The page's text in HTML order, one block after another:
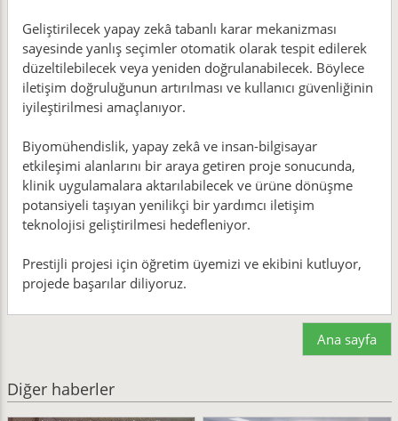
Geliştirilecek yapay zekâ tabanlı karar mekanizması
sayesinde yanlış seçimler otomatik olarak tespit edilerek
düzeltilebilecek veya yeniden doğrulanabilecek. Böylece
iletişim doğruluğunun artırılması ve kullanıcı güvenliğinin
iyileştirilmesi amaçlanıyor.
Biyomühendislik, yapay zekâ ve insan-bilgisayar
etkileşimi alanlarını bir araya getiren proje sonucunda,
klinik uygulamalara aktarılabilecek ve ürüne dönüşme
potansiyeli taşıyan yenilikçi bir yardımcı iletişim
teknolojisi geliştirilmesi hedefleniyor.
Prestijli projesi için öğretim üyemizi ve ekibini kutluyor,
projede başarılar diliyoruz.
Ana sayfa
Diğer haberler